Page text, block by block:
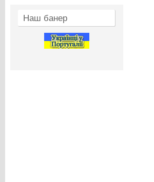
Наш банер